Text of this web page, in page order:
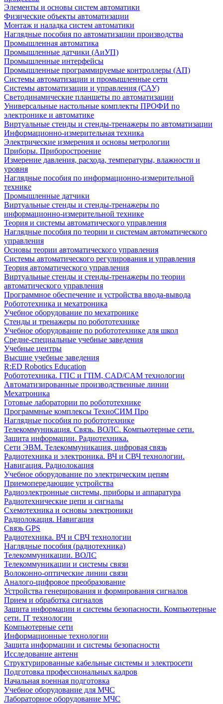
Элементы и основы систем автоматики
Физические объекты автоматизации
Монтаж и наладка систем автоматики
Наглядные пособия по автоматизации производства
Промышленная автоматика
Промышленные датчики (АиУП)
Промышленные интерфейсы
Промышленные программируемые контроллеры (АП)
Системы автоматизации и промышленные сети
Системы автоматизации и управления (САУ)
Светодинамические планшеты по автоматизации
Универсальные настольные комплекты ПРОФИ по
электронике и автоматике
Виртуальные стенды и стенды-тренажеры по автоматизации
Информационно-измерительная техника
Электрические измерения и основы метрологии
Приборы. Приборостроение
Измерение давления, расхода, температуры, влажности и
уровня
Наглядные пособия по информационно-измерительной
технике
Промышленные датчики
Виртуальные стенды и стенды-тренажеры по
информационно-измерительной технике
Теория и системы автоматического управления
Наглядные пособия по теории и системам автоматического
управления
Основы теории автоматического управления
Системы автоматического регулирования и управления
Теория автоматического управления
Виртуальные стенды и стенды-тренажеры по теории
автоматического управления
Программное обеспечение и устройства ввода-вывода
Робототехника и мехатроника
Учебное оборудование по мехатронике
Стенды и тренажеры по робототехнике
Учебное оборудование по робототехнике для школ
Средне-специальные учебные заведения
Учебные центры
Высшие учебные заведения
R:ED Robotics Education
Робототехника. ГПС и ГПМ, CAD/CAM технологии
Автоматизированные производственные линии
Мехатроника
Готовые лаборатории по робототехнике
Программные комплексы ТехноСИМ Про
Наглядные пособия по робототехнике
Телекоммуникация. Связь. ВОЛС. Компьютерные сети.
Защита информации. Радиотехника.
Сети ЭВМ. Телекоммуникация, цифровая связь
Радиотехника и электроника. ВЧ и СВЧ технологии.
Навигация. Радиолокация
Учебное оборудование по электрическим цепям
Приемопередающие устройства
Радиоэлектронные системы, приборы и аппаратура
Радиотехнические цепи и сигналы
Схемотехника и основы электроники
Радиолокация. Навигация
Связь GPS
Радиотехника. ВЧ и СВЧ технологии
Наглядные пособия (радиотехника)
Телекоммуникации. ВОЛС
Телекоммуникации и системы связи
Волоконно-оптические линии связи
Аналого-цифровое преобразование
Устройства генерирования и формирования сигналов
Прием и обработка сигналов
Защита информации и системы безопасности. Компьютерные
сети. IT технологии
Компьютерные сети
Информационные технологии
Защита информации и системы безопасности
Исследование антенн
Структурированные кабельные системы и электросети
Подготовка профессиональных кадров
Начальная военная подготовка
Учебное оборудование для МЧС
Лабораторное оборудование МЧС